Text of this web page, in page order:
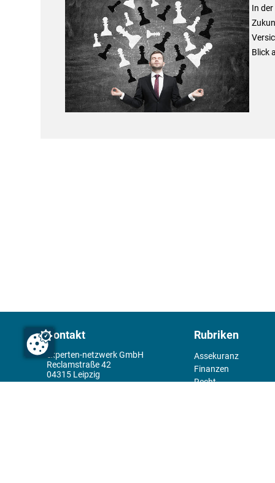
In
Blick
Kontakt
experten-netzwerk GmbH
Reclamstraße 42
04315 Leipzig
Rubriken
Assekuranz
Finanzen
Recht